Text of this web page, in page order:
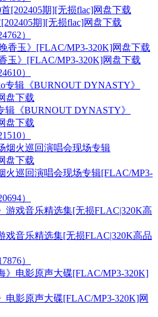
期][无损flac]网盘下载
）
玉》[FLAC/MP3-320K]网盘下载
）
辑《BURNOUT DYNASTY》
盘下载
）
火巡回演唱会现场专辑[FLAC/MP3-
）
戏音乐精选集[无损FLAC|320K高品
）
电影原声大碟[FLAC/MP3-320K]网